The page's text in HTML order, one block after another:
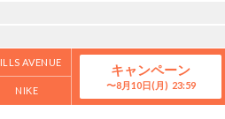
AVENUE
NIKE
キャンペーン
8月10日(月)